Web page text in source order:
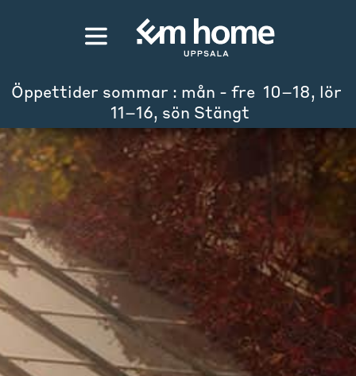
Öppettider sommar : mån - fre  10–18, lör
11–16, sön Stängt